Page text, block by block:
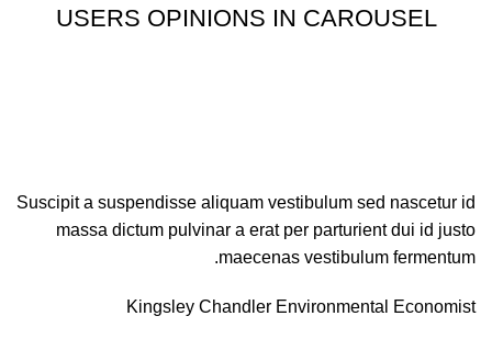
USERS OPINIONS IN CAROUSEL
Suscipit a suspendisse aliquam vestibulum sed nascetur id
massa dictum pulvinar a erat per parturient dui id justo
maecenas vestibulum fermentum.
Kingsley Chandler Environmental Economist